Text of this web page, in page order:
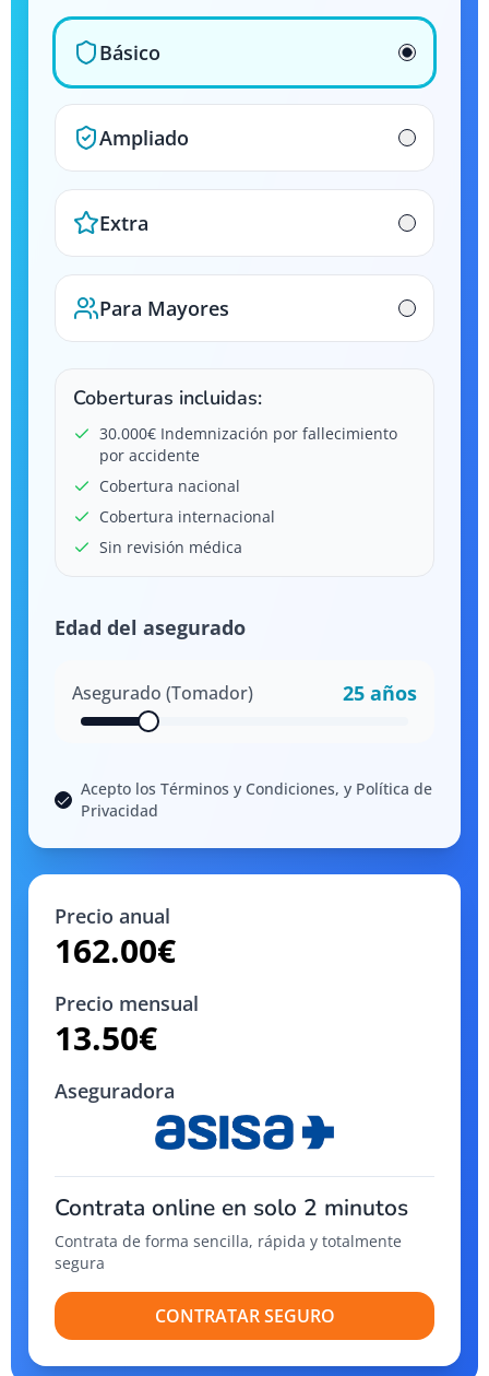
Básico
Ampliado
Extra
Para Mayores
Coberturas incluidas:
30.000€ Indemnización por fallecimiento
por accidente
Cobertura nacional
Cobertura internacional
Sin revisión médica
Edad del asegurado
Asegurado (Tomador) 25 años
Acepto los Términos y Condiciones, y Política de
Privacidad
Precio anual
162.00€
Precio mensual
13.50€
Aseguradora
Contrata online en solo 2 minutos
Contrata de forma sencilla, rápida y totalmente
segura
CONTRATAR SEGURO